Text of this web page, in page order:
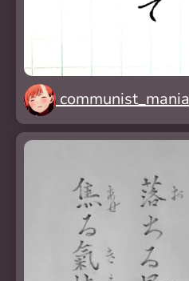
communist_mania